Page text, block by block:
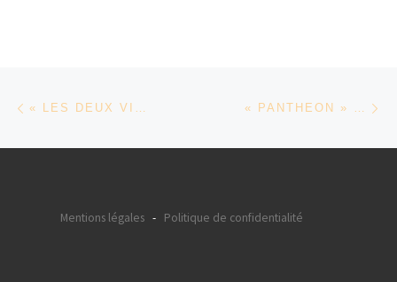
Parcourir les articles
« LES DEUX VISAGES D’UNE FEMME BAMILÉKÉ » DE ROSINE MBAKAM « PANTHEON » DE ANGE RÉGIS HOUNKPATIN
Mentions légales- Politique de confidentialité